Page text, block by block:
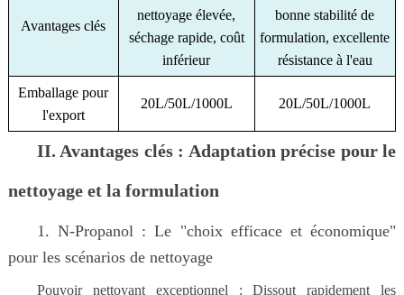
Avantages clés
nettoyage élevée,
séchage rapide, coût
inférieur
bonne stabilité de
formulation, excellente
résistance à l'eau
Emballage pour
l'export
20L/50L/1000L 20L/50L/1000L
II. Avantages clés : Adaptation précise pour le
nettoyage et la formulation
1. N-Propanol : Le "choix efficace et économique"
pour les scénarios de nettoyage
Pouvoir nettoyant exceptionnel : Dissout rapidement les